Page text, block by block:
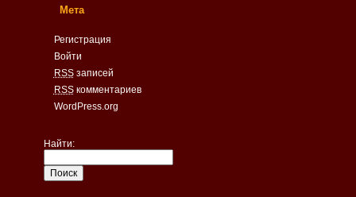
Мета
Регистрация
Войти
RSSзаписей
RSSкомментариев
WordPress.org
Найти: